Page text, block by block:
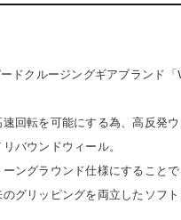
Pro Shop CUSTOM
DENIS DANG
BONES Various Brands
ドクルージングギアブランド「
回転を可能にする為、高反発
バウンドウィール。
ングラウンド仕様にすること
グリッピングを両立したソフト